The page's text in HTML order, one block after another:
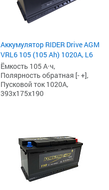
Аккумулятор RIDER Drive AGM
VRL6 105 (105 Ah) 1020А, L6
Ёмкость 105 А·ч,
Полярность обратная [- +],
Пусковой ток 1020А,
393x175x190